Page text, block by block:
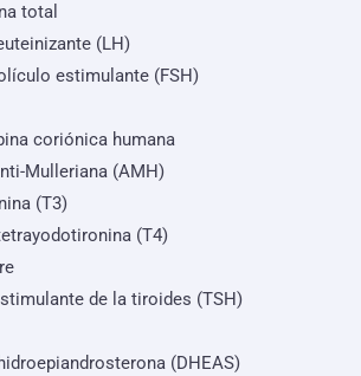
total
(LH)
estimulante (FSH)
coriónica humana
Mulleriana (AMH)
(T3)
(T4)
de la tiroides (TSH)
(DHEAS)